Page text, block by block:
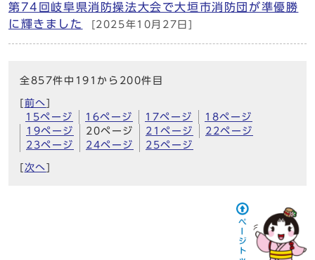
第74回岐阜県消防操法大会で大垣市消防団が準優勝
に輝きました
[2025年10月27日]
全857件中191から200件目
[前へ]
15ページ
16ページ 17ページ
18ページ
19ページ
20ページ 21ページ
22ページ
23ページ
24ページ 25ページ
[次へ]